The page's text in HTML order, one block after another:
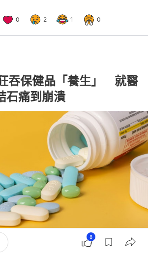
0 2 1 0
吞保健品「養生」 就醫
石痛到崩潰
8